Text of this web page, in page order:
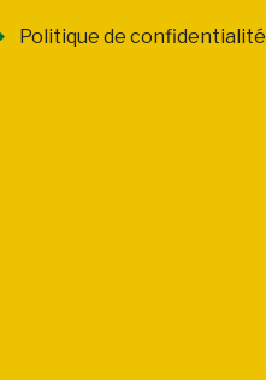
Politique de confidentialité